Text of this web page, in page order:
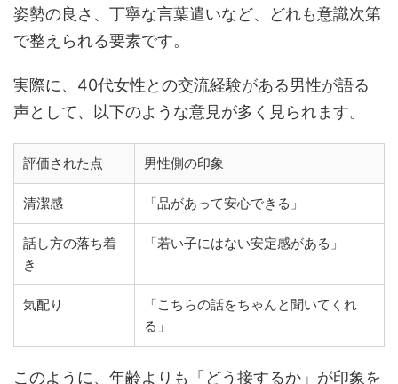
姿勢の良さ、丁寧な言葉遣いなど、どれも意識次第
で整えられる要素です。
実際に、40代女性との交流経験がある男性が語る
声として、以下のような意見が多く見られます。
評価された点 男性側の印象
清潔感 「品があって安心できる」
話し方の落ち着
き
「若い子にはない安定感がある」
気配り
「こちらの話をちゃんと聞いてくれ
る」
このように、年齢よりも「どう接するか」が印象を